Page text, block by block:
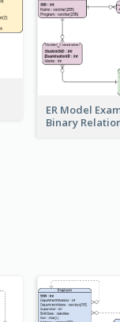
ER Model
Binary